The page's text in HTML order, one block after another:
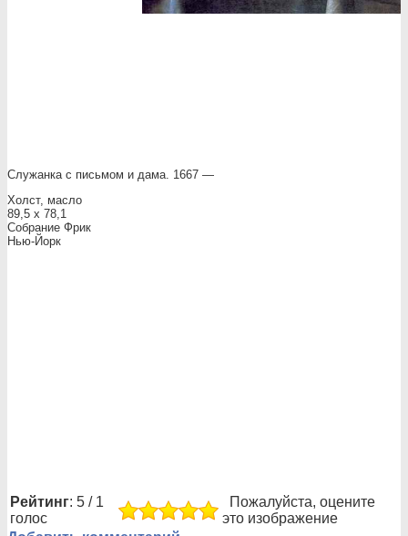
Служанка с письмом и дама. 1667 —
Холст, масло
89,5 x 78,1
Собрание Фрик
Нью-Йорк
Рейтинг: 5 / 1
голос
Пожалуйста, оцените
это изображение